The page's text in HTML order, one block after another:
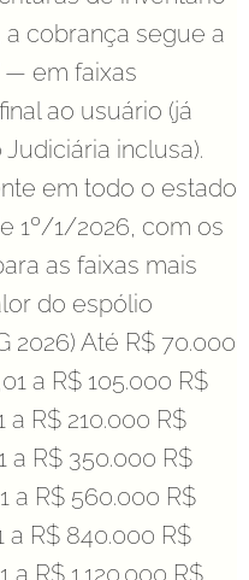
cobrança segue a
— em faixas
ao usuário (já
inclusa).
em todo o estado
1º/1/2026, com os
as faixas mais
do espólio
2026) Até R$ 70.000
a R$ 105.000 R$
a R$ 210.000 R$
a R$ 350.000 R$
a R$ 560.000 R$
a R$ 840.000 R$
a R$ 1.120.000 R$